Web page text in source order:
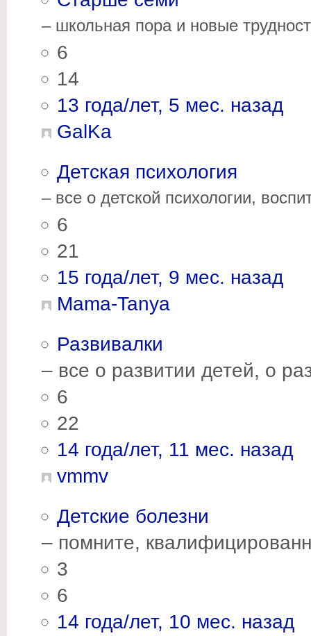
– школьная пора и новые
6
14
13 года/лет, 5 мес. назад
GalKa
Детская психология
– все о детской психологии,
6
21
15 года/лет, 9 мес. назад
Mama-Tanya
Развивалки
– все о развитии детей, о
6
22
14 года/лет, 11 мес. назад
vmmv
Детские болезни
– помните,
3
6
14 года/лет, 10 мес. назад